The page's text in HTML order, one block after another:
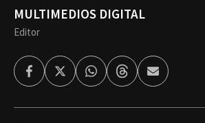
MULTIMEDIOS DIGITAL
Editor
FacebookTwitterWhatsappThreadsEnviar
por